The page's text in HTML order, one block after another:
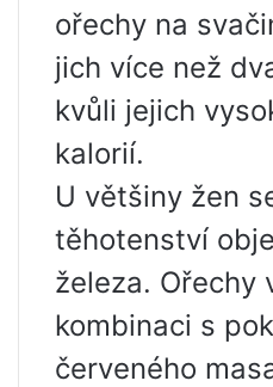
ořechy na
jich více než
kvůli jejich
kalorií.
U většiny žen
těhotenství
železa. Ořechy
kombinaci s
červeného